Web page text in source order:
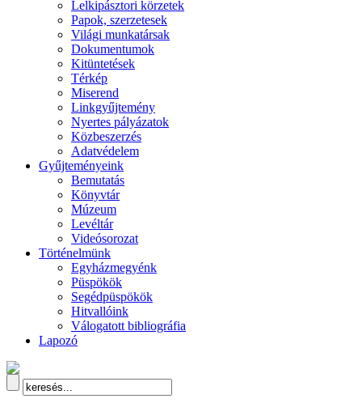
Lelkipásztori körzetek
Papok, szerzetesek
Világi munkatársak
Dokumentumok
Kitüntetések
Térkép
Miserend
Linkgyűjtemény
Nyertes pályázatok
Közbeszerzés
Adatvédelem
Gyűjteményeink
Bemutatás
Könyvtár
Múzeum
Levéltár
Videósorozat
Történelmünk
Egyházmegyénk
Püspökök
Segédpüspökök
Hitvallóink
Válogatott bibliográfia
Lapozó